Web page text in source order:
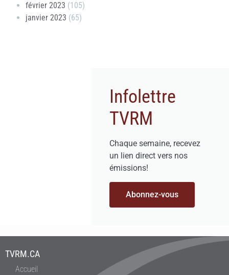
février 2023 (105)
janvier 2023 (65)
Infolettre
TVRM
Chaque semaine, recevez
un lien direct vers nos
émissions!
Abonnez-vous
TVRM.CA
Accueil